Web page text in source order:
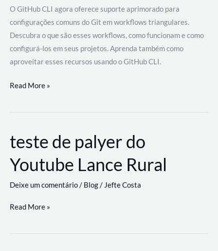
O GitHub CLI agora oferece suporte aprimorado para
configurações comuns do Git em workflows triangulares.
Descubra o que são esses workflows, como funcionam e como
configurá-los em seus projetos. Aprenda também como
aproveitar esses recursos usando o GitHub CLI.
GitHub
revoluciona
de
trabalho
com
a
workflows
Read More »
teste de palyer do
Youtube Lance Rural
Deixe um comentário/ Blog/ Jefte Costa
teste
palyer
Read More »